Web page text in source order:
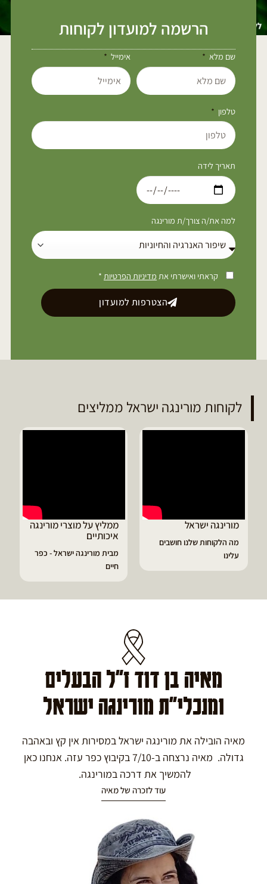
הרשמה למועדון לקוחות
שם מלא אימייל
טלפון
תאריך לידה
למה את/ה צורך/ת מורינגה
קראתי ואישרתי את מדיניות הפרטיות*
הצטרפות למועדון
לקוחות מורינגה ישראל ממליצים
ממליץ על מוצרי מורינגה
מבית מורינגה ישראל - כפר
דיוויד ממליץ על טבליות
מורינגה
הפסקתי לסבול מהתקפי
גאוט ודלקות
מאיה בן דוד ז"ל הבעלים
ומנכלי"ת מורינגה ישראל
מאיה הובילה את מורינגה ישראל במסירות אין קץ ובאהבה
גדולה. מאיה נרצחה ב-7/10 בקיבוץ כפר עזה. אנחנו כאן
להמשיך את דרכה במורינגה.
עוד לזכרה של מאיה